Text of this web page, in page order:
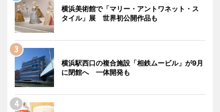
横浜美術館で「マリー・アントワネット・ス
タイル」展 世界初公開作品も
横浜駅西口の複合施設「相鉄ムービル」が9月
に閉館へ 一体開発も